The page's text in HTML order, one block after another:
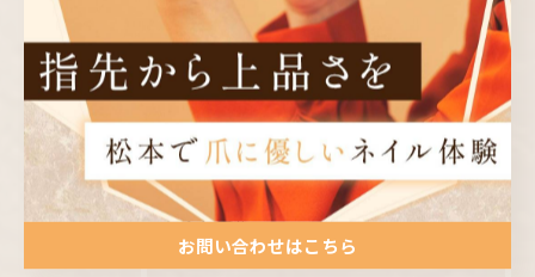
全てのカテゴリー
ジェル
ワンカラー
定額
ニュアンス
シンプル
お問い合わせはこちら